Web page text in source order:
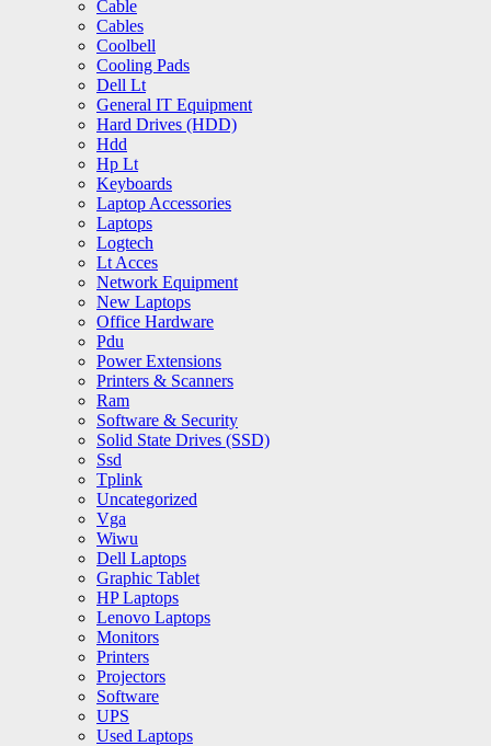
Cable
Cables
Coolbell
Cooling Pads
Dell Lt
General IT Equipment
Hard Drives (HDD)
Hdd
Hp Lt
Keyboards
Laptop Accessories
Laptops
Logtech
Lt Acces
Network Equipment
New Laptops
Office Hardware
Pdu
Power Extensions
Printers & Scanners
Ram
Software & Security
Solid State Drives (SSD)
Ssd
Tplink
Uncategorized
Vga
Wiwu
Dell Laptops
Graphic Tablet
HP Laptops
Lenovo Laptops
Monitors
Printers
Projectors
Software
UPS
Used Laptops